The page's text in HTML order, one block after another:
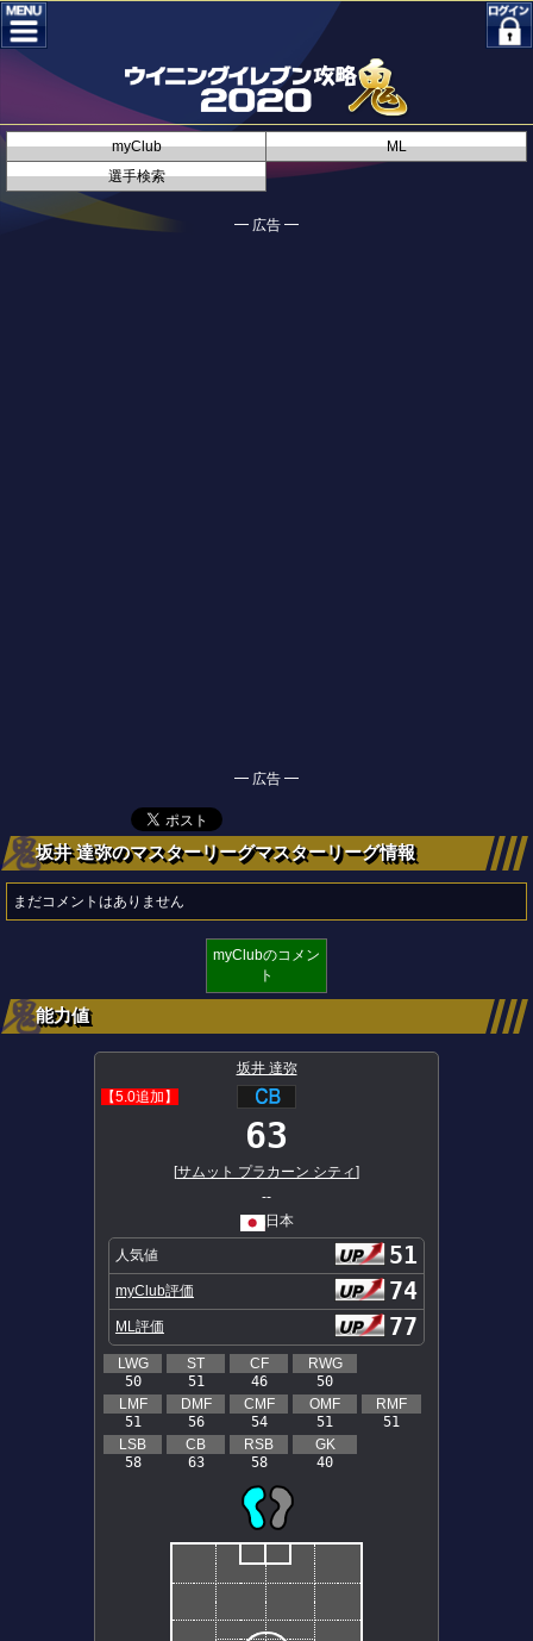
myClub
ML
選手検索
━ 広告 ━
━ 広告 ━
坂井 達弥のマスターリーグマスターリーグ情報
まだコメントはありません
myClubのコメン
ト
能力値
坂井 達弥
【5.0追加】
63
[サムット プラカーン シティ]
--
日本
人気値 51
myClub評価 74
ML評価 77
LWG
50
ST
51
CF
46
RWG
50
LMF
51
DMF
56
CMF
54
OMF
51
RMF
51
LSB
58
CB
63
RSB
58
GK
40